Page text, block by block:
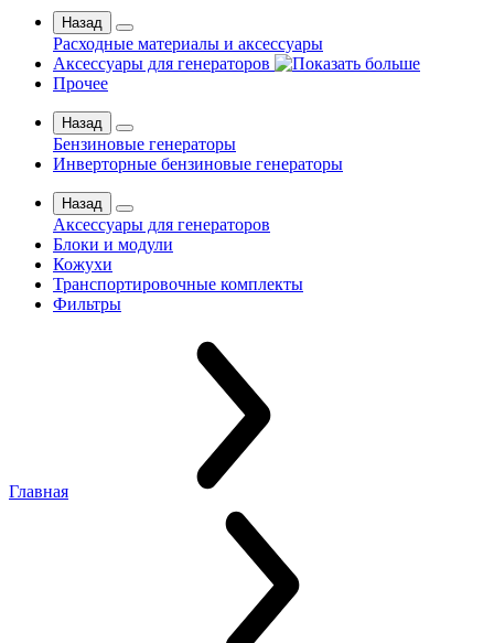
Назад
Расходные материалы и аксессуары
Аксессуары для генераторов
Прочее
Назад
Бензиновые генераторы
Инверторные бензиновые генераторы
Назад
Аксессуары для генераторов
Блоки и модули
Кожухи
Транспортировочные комплекты
Фильтры
Главная